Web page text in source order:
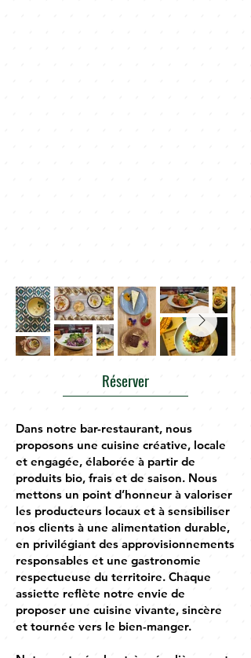
Réserver
Dans notre bar-restaurant, nous
proposons une cuisine créative, locale
et engagée, élaborée à partir de
produits bio, frais et de saison. Nous
mettons un point d’honneur à valoriser
les producteurs locaux et à sensibiliser
nos clients à une alimentation durable,
en privilégiant des approvisionnements
responsables et une gastronomie
respectueuse du territoire. Chaque
assiette reflète notre envie de
proposer une cuisine vivante, sincère
et tournée vers le bien-manger.